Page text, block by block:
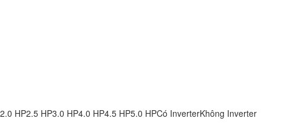
2.0 HP2.5 HP3.0 HP4.0 HP4.5 HP5.0 HPCó InverterKhông Inverter